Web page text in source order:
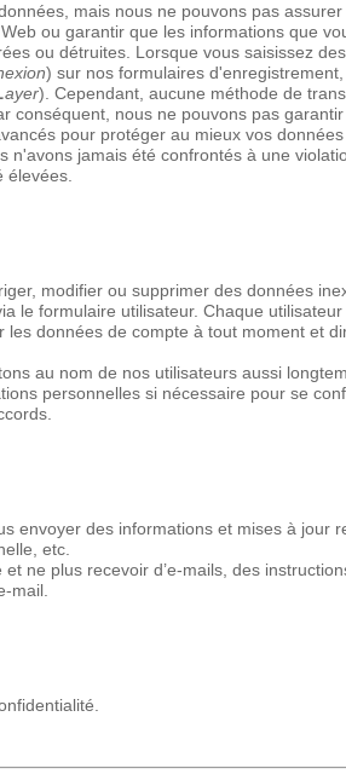
mais nous ne pouvons pas
ou garantir que les informations que
ou détruites. Lorsque vous saisissez
) sur nos formulaires
ayer). Cependant, aucune méthode de
nous ne pouvons pas garantir
pour protéger au mieux vos
n'avons jamais été confrontés à une
modifier ou supprimer des données
le formulaire utilisateur. Chaque
données de compte à tout moment et
au nom de nos utilisateurs aussi
personnelles si nécessaire pour se
envoyer des informations et mises à jour
etc.
ne plus recevoir d’e-mails, des
mail.